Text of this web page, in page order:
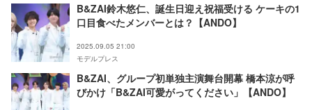
B&ZAI鈴木悠仁、誕生日迎え祝福受ける ケーキの1
口目食べたメンバーとは？【ANDO】
2025.09.05 21:00
モデルプレス
B&ZAI、グループ初単独主演舞台開幕 橋本涼が呼
びかけ「B&ZAI可愛がってください」【ANDO】